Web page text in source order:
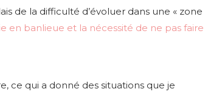
de la difficulté d’évoluer dans une « zone
en banlieue et la nécessité de ne pas faire
ce qui a donné des situations que je